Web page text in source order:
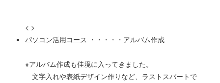
< >
パソコン活用コース ・・・・・アルバム作成
※アルバム作成も佳境に入ってきました。
文字入れや表紙デザイン作りなど、ラストスパートで